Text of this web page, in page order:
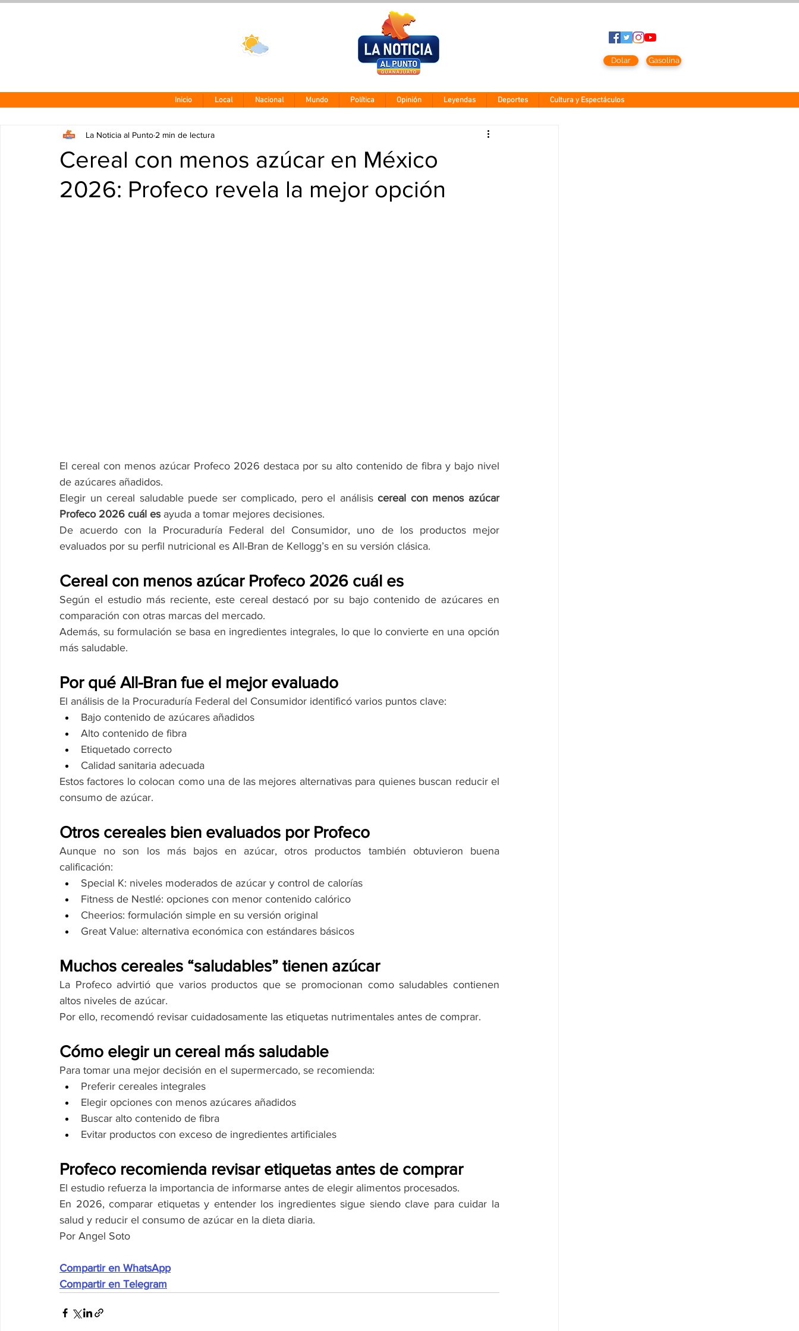
Dolar Gasolina
Inicio Local Nacional Mundo Política Opinión Leyendas Deportes Cultura y Espectáculos
Cereal con menos azúcar en México
2026: Profeco revela la mejor opción
La Noticia al Punto 2 min de lectura
El cereal con menos azúcar Profeco 2026 destaca por su alto contenido de fibra y bajo nivel
de azúcares añadidos.
Elegir un cereal saludable puede ser complicado, pero el análisis cereal con menos azúcar
Profeco 2026 cuál es ayuda a tomar mejores decisiones.
De acuerdo con la Procuraduría Federal del Consumidor, uno de los productos mejor
evaluados por su perfil nutricional es All-Bran de Kellogg’s en su versión clásica.
Cereal con menos azúcar Profeco 2026 cuál es
Según el estudio más reciente, este cereal destacó por su bajo contenido de azúcares en
comparación con otras marcas del mercado.
Además, su formulación se basa en ingredientes integrales, lo que lo convierte en una opción
más saludable.
Por qué All-Bran fue el mejor evaluado
El análisis de la Procuraduría Federal del Consumidor identificó varios puntos clave:
Bajo contenido de azúcares añadidos
Alto contenido de fibra
Etiquetado correcto
Calidad sanitaria adecuada
Estos factores lo colocan como una de las mejores alternativas para quienes buscan reducir el
consumo de azúcar.
Otros cereales bien evaluados por Profeco
Aunque no son los más bajos en azúcar, otros productos también obtuvieron buena
calificación:
Special K: niveles moderados de azúcar y control de calorías
Fitness de Nestlé: opciones con menor contenido calórico
Cheerios: formulación simple en su versión original
Great Value: alternativa económica con estándares básicos
Muchos cereales “saludables” tienen azúcar
La Profeco advirtió que varios productos que se promocionan como saludables contienen
altos niveles de azúcar.
Por ello, recomendó revisar cuidadosamente las etiquetas nutrimentales antes de comprar.
Cómo elegir un cereal más saludable
Para tomar una mejor decisión en el supermercado, se recomienda:
Preferir cereales integrales
Elegir opciones con menos azúcares añadidos
Buscar alto contenido de fibra
Evitar productos con exceso de ingredientes artificiales
Profeco recomienda revisar etiquetas antes de comprar
El estudio refuerza la importancia de informarse antes de elegir alimentos procesados.
En 2026, comparar etiquetas y entender los ingredientes sigue siendo clave para cuidar la
salud y reducir el consumo de azúcar en la dieta diaria.
Por Angel Soto
Compartir en WhatsApp
Compartir en Telegram